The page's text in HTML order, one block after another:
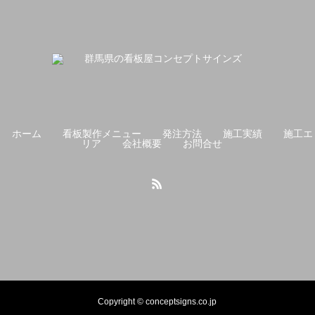
ホーム 看板製作メニュー 発注方法 施工実績
施工エ
リア
会社概要 お問合せ
Copyright © conceptsigns.co.jp